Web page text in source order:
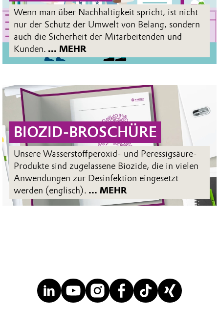
Wenn man über Nachhaltigkeit spricht, ist nicht
nur der Schutz der Umwelt von Belang, sondern
auch die Sicherheit der Mitarbeitenden und
Kunden. ... MEHR
BIOZID-BROSCHÜRE
Unsere Wasserstoffperoxid- und Peressigsäure-
Produkte sind zugelassene Biozide, die in vielen
Anwendungen zur Desinfektion eingesetzt
werden (englisch). ... MEHR